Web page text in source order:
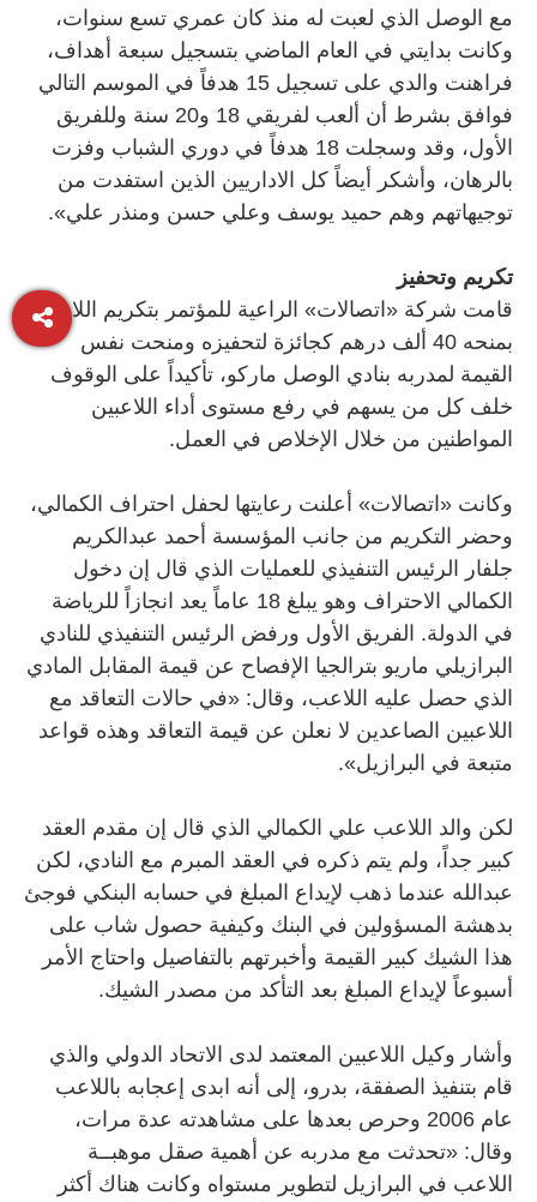
مع الوصل الذي لعبت له منذ كان عمري تسع سنوات،
وكانت بدايتي في العام الماضي بتسجيل سبعة أهداف،
فراهنت والدي على تسجيل 15 هدفاً في الموسم التالي
فوافق بشرط أن ألعب لفريقي 18 و20 سنة وللفريق
الأول، وقد وسجلت 18 هدفاً في دوري الشباب وفزت
بالرهان، وأشكر أيضاً كل الاداريين الذين استفدت من
توجيهاتهم وهم حميد يوسف وعلي حسن ومنذر علي».
تكريم وتحفيز
قامت شركة «اتصالات» الراعية للمؤتمر بتكريم اللاعب
بمنحه 40 ألف درهم كجائزة لتحفيزه ومنحت نفس
القيمة لمدربه بنادي الوصل ماركو، تأكيداً على الوقوف
خلف كل من يسهم في رفع مستوى أداء اللاعبين
المواطنين من خلال الإخلاص في العمل.
وكانت «اتصالات» أعلنت رعايتها لحفل احتراف الكمالي،
وحضر التكريم من جانب المؤسسة أحمد عبدالكريم
جلفار الرئيس التنفيذي للعمليات الذي قال إن دخول
الكمالي الاحتراف وهو يبلغ 18 عاماً يعد انجازاً للرياضة
في الدولة. الفريق الأول ورفض الرئيس التنفيذي للنادي
البرازيلي ماريو بترالجيا الإفصاح عن قيمة المقابل المادي
الذي حصل عليه اللاعب، وقال: «في حالات التعاقد مع
اللاعبين الصاعدين لا نعلن عن قيمة التعاقد وهذه قواعد
متبعة في البرازيل».
لكن والد اللاعب علي الكمالي الذي قال إن مقدم العقد
كبير جداً، ولم يتم ذكره في العقد المبرم مع النادي، لكن
عبدالله عندما ذهب لإيداع المبلغ في حسابه البنكي فوجئ
بدهشة المسؤولين في البنك وكيفية حصول شاب على
هذا الشيك كبير القيمة وأخبرتهم بالتفاصيل واحتاج الأمر
أسبوعاً لإيداع المبلغ بعد التأكد من مصدر الشيك.
وأشار وكيل اللاعبين المعتمد لدى الاتحاد الدولي والذي
قام بتنفيذ الصفقة، بدرو، إلى أنه ابدى إعجابه باللاعب
عام 2006 وحرص بعدها على مشاهدته عدة مرات،
وقال: «تحدثت مع مدربه عن أهمية صقل موهبــة
اللاعب في البرازيل لتطوير مستواه وكانت هناك أكثر